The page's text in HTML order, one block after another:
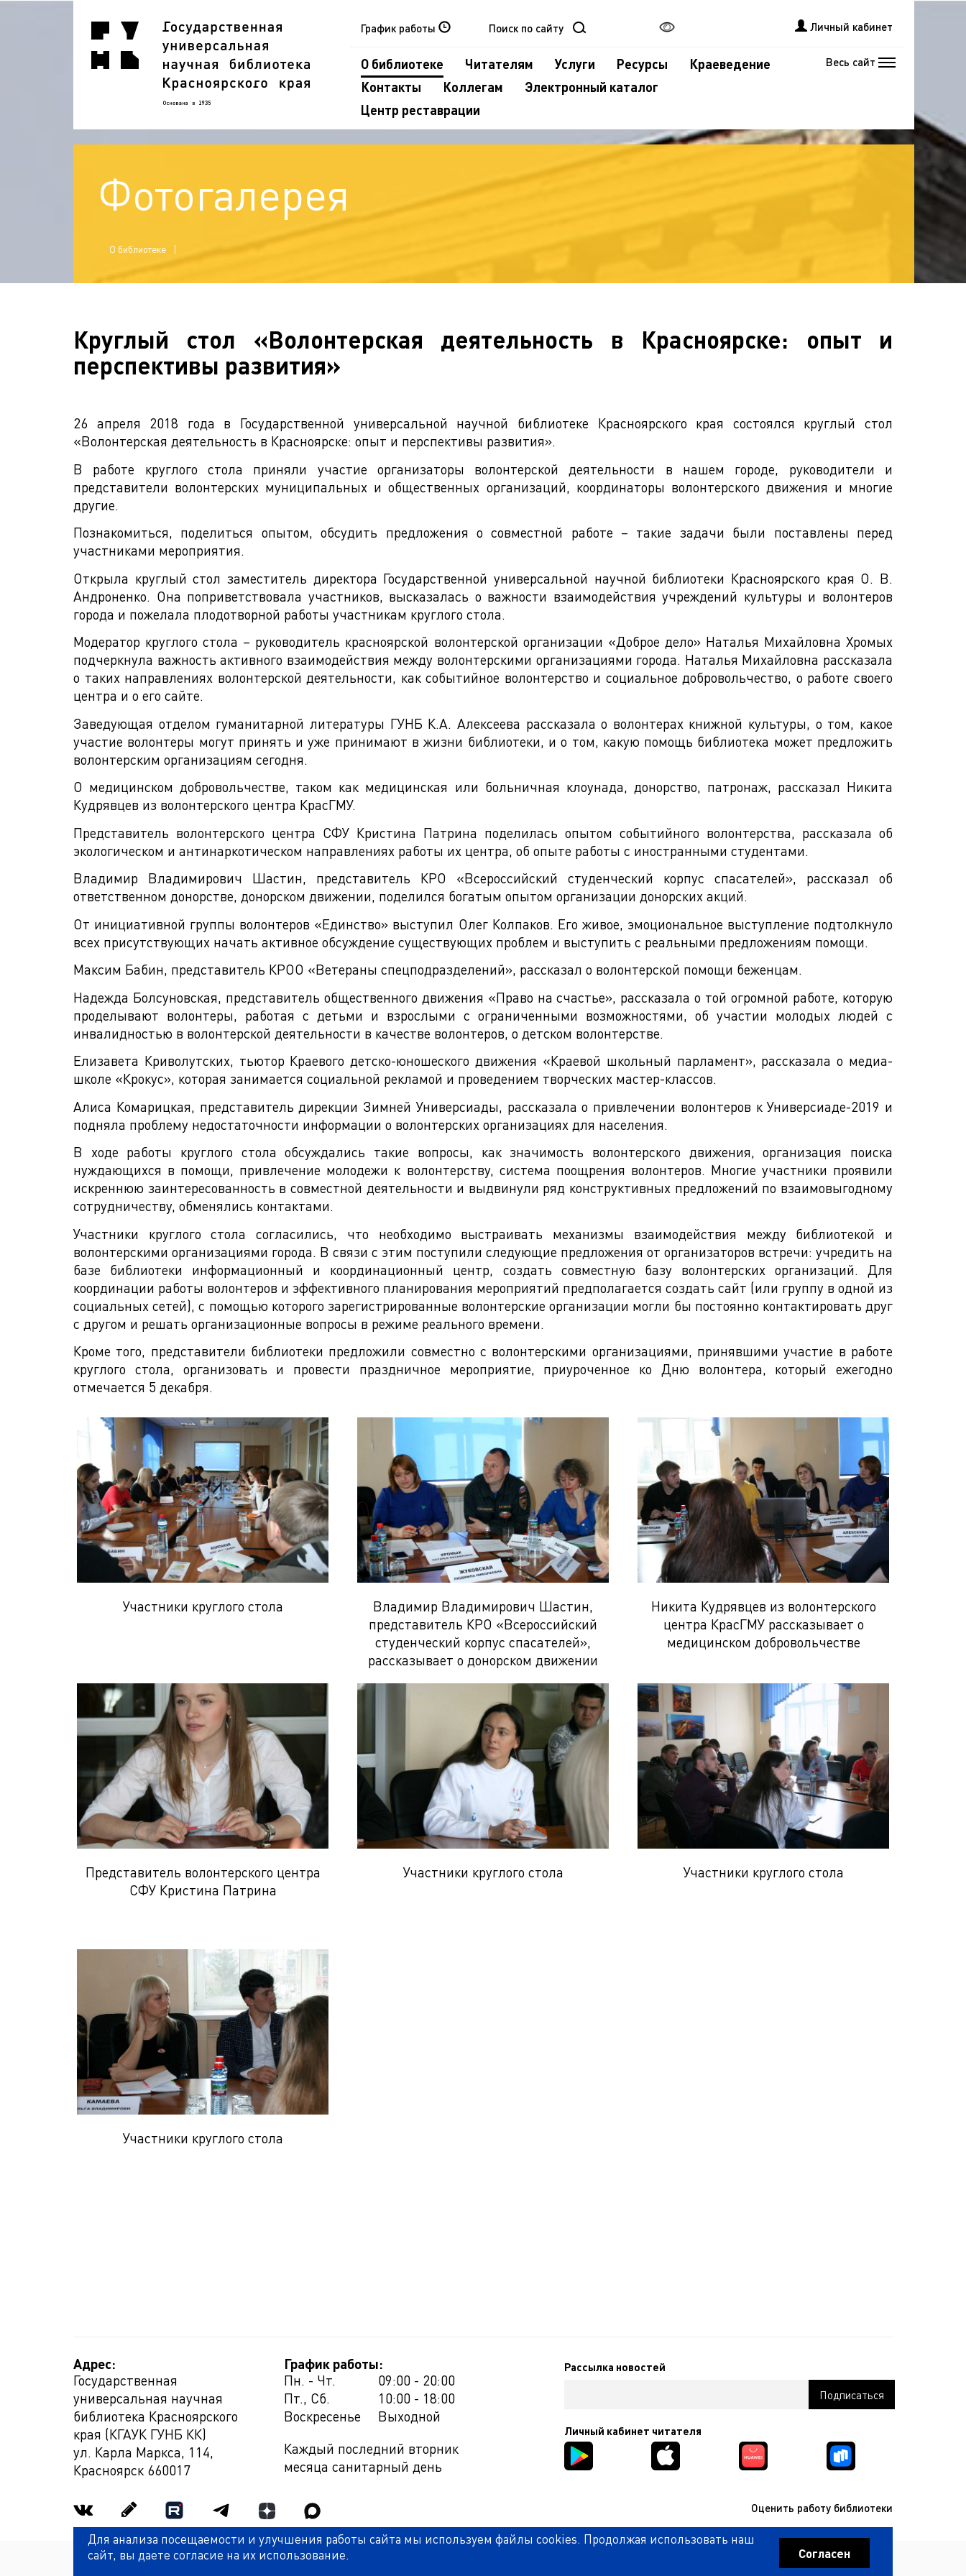
График работы Личный кабинет
О библиотеке Читателям Услуги Ресурсы
Краеведение
Контакты
Коллегам
Электронный каталог
Центр реставрации
Весь сайт
Фотогалерея
О библиотеке
Круглый стол «Волонтерская деятельность в Красноярске: опыт и
перспективы развития»
26 апреля 2018 года в Государственной универсальной научной библиотеке Красноярского края состоялся круглый стол
«Волонтерская деятельность в Красноярске: опыт и перспективы развития».
В работе круглого стола приняли участие организаторы волонтерской деятельности в нашем городе, руководители и
представители волонтерских муниципальных и общественных организаций, координаторы волонтерского движения и многие
другие.
Познакомиться, поделиться опытом, обсудить предложения о совместной работе – такие задачи были поставлены перед
участниками мероприятия.
Открыла круглый стол заместитель директора Государственной универсальной научной библиотеки Красноярского края О. В.
Андроненко. Она поприветствовала участников, высказалась о важности взаимодействия учреждений культуры и волонтеров
города и пожелала плодотворной работы участникам круглого стола.
Модератор круглого стола – руководитель красноярской волонтерской организации «Доброе дело» Наталья Михайловна Хромых
подчеркнула важность активного взаимодействия между волонтерскими организациями города. Наталья Михайловна рассказала
о таких направлениях волонтерской деятельности, как событийное волонтерство и социальное добровольчество, о работе своего
центра и о его сайте.
Заведующая отделом гуманитарной литературы ГУНБ К.А. Алексеева рассказала о волонтерах книжной культуры, о том, какое
участие волонтеры могут принять и уже принимают в жизни библиотеки, и о том, какую помощь библиотека может предложить
волонтерским организациям сегодня.
О медицинском добровольчестве, таком как медицинская или больничная клоунада, донорство, патронаж, рассказал Никита
Кудрявцев из волонтерского центра КрасГМУ.
Представитель волонтерского центра СФУ Кристина Патрина поделилась опытом событийного волонтерства, рассказала об
экологическом и антинаркотическом направлениях работы их центра, об опыте работы с иностранными студентами.
Владимир Владимирович Шастин, представитель КРО «Всероссийский студенческий корпус спасателей», рассказал об
ответственном донорстве, донорском движении, поделился богатым опытом организации донорских акций.
От инициативной группы волонтеров «Единство» выступил Олег Колпаков. Его живое, эмоциональное выступление подтолкнуло
всех присутствующих начать активное обсуждение существующих проблем и выступить с реальными предложениям помощи.
Максим Бабин, представитель КРОО «Ветераны спецподразделений», рассказал о волонтерской помощи беженцам.
Надежда Болсуновская, представитель общественного движения «Право на счастье», рассказала о той огромной работе, которую
проделывают волонтеры, работая с детьми и взрослыми с ограниченными возможностями, об участии молодых людей с
инвалидностью в волонтерской деятельности в качестве волонтеров, о детском волонтерстве.
Елизавета Криволутских, тьютор Краевого детско-юношеского движения «Краевой школьный парламент», рассказала о медиа-
школе «Крокус», которая занимается социальной рекламой и проведением творческих мастер-классов.
Алиса Комарицкая, представитель дирекции Зимней Универсиады, рассказала о привлечении волонтеров к Универсиаде-2019 и
подняла проблему недостаточности информации о волонтерских организациях для населения.
В ходе работы круглого стола обсуждались такие вопросы, как значимость волонтерского движения, организация поиска
нуждающихся в помощи, привлечение молодежи к волонтерству, система поощрения волонтеров. Многие участники проявили
искреннюю заинтересованность в совместной деятельности и выдвинули ряд конструктивных предложений по взаимовыгодному
сотрудничеству, обменялись контактами.
Участники круглого стола согласились, что необходимо выстраивать механизмы взаимодействия между библиотекой и
волонтерскими организациями города. В связи с этим поступили следующие предложения от организаторов встречи: учредить на
базе библиотеки информационный и координационный центр, создать совместную базу волонтерских организаций. Для
координации работы волонтеров и эффективного планирования мероприятий предполагается создать сайт (или группу в одной из
социальных сетей), с помощью которого зарегистрированные волонтерские организации могли бы постоянно контактировать друг
с другом и решать организационные вопросы в режиме реального времени.
Кроме того, представители библиотеки предложили совместно с волонтерскими организациями, принявшими участие в работе
круглого стола, организовать и провести праздничное мероприятие, приуроченное ко Дню волонтера, который ежегодно
отмечается 5 декабря.
Участники круглого стола
Владимир Владимирович Шастин,
представитель КРО «Всероссийский
студенческий корпус спасателей»,
рассказывает о донорском движении
Никита Кудрявцев из волонтерского
центра КрасГМУ рассказывает о
медицинском добровольчестве
Представитель волонтерского центра
СФУ Кристина Патрина
Участники круглого стола Участники круглого стола
Участники круглого стола
Адрес:
Государственная
универсальная научная
библиотека Красноярского
края (КГАУК ГУНБ КК)
ул. Карла Маркса, 114,
Красноярск 660017
График работы:
Пн. - Чт.
09:00 - 20:00
Пт., Сб.
10:00 - 18:00
Воскресенье
Выходной
Каждый последний вторник
месяца санитарный день
Рассылка новостей
Личный кабинет читателя
Оценить работу библиотеки
Политика обработки персональных данных
РАЗРАБОТКА САЙТА
Для анализа посещаемости и улучшения работы сайта мы используем файлы cookies. Продолжая использовать наш
сайт, вы даете согласие на их использование.